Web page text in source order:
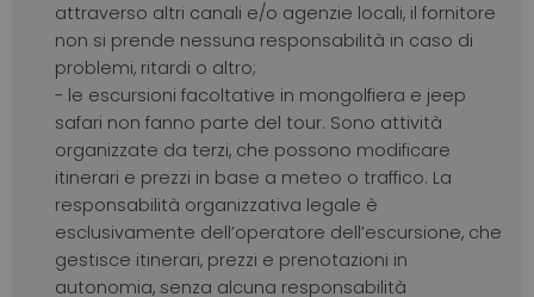
attraverso altri canali e/o agenzie locali, il fornitore
non si prende nessuna responsabilità in caso di
problemi, ritardi o altro;
- le escursioni facoltative in mongolfiera e jeep
safari non fanno parte del tour. Sono attività
organizzate da terzi, che possono modificare
itinerari e prezzi in base a meteo o traffico. La
responsabilità organizzativa legale è
esclusivamente dell’operatore dell’escursione, che
gestisce itinerari, prezzi e prenotazioni in
autonomia, senza alcuna responsabilità